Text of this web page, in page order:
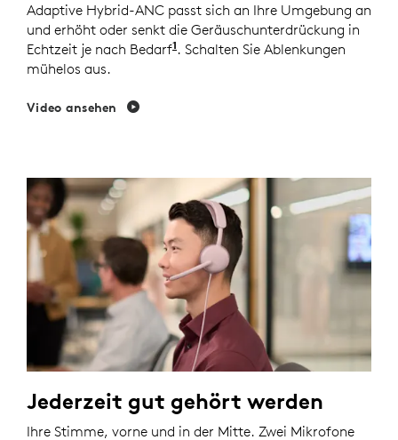
Adaptive Hybrid-ANC passt sich an Ihre Umgebung an
und erhöht oder senkt die Geräuschunterdrückung in
Echtzeit je nach Bedarf1 Aktivieren Sie den Adaptive
. Schalten Sie Ablenkungen
mühelos aus.
Video ansehen
Jederzeit gut gehört werden
Ihre Stimme, vorne und in der Mitte. Zwei Mikrofone